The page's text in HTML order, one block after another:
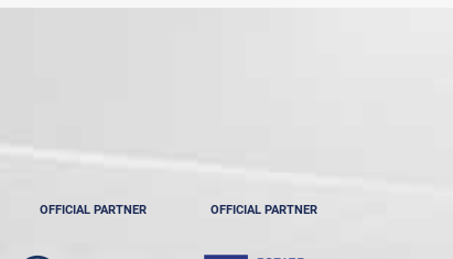
OFFICIAL PARTNER OFFICIAL PARTNER